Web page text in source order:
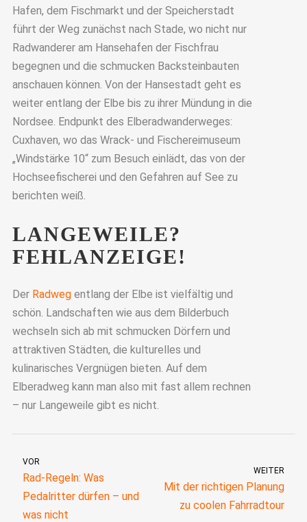
Hafen, dem Fischmarkt und der Speicherstadt
führt der Weg zunächst nach Stade, wo nicht nur
Radwanderer am Hansehafen der Fischfrau
begegnen und die schmucken Backsteinbauten
anschauen können. Von der Hansestadt geht es
weiter entlang der Elbe bis zu ihrer Mündung in die
Nordsee. Endpunkt des Elberadwanderweges:
Cuxhaven, wo das Wrack- und Fischereimuseum
„Windstärke 10“ zum Besuch einlädt, das von der
Hochseefischerei und den Gefahren auf See zu
berichten weiß.
LANGEWEILE?
FEHLANZEIGE!
Der Radwegentlang der Elbe ist vielfältig und
schön. Landschaften wie aus dem Bilderbuch
wechseln sich ab mit schmucken Dörfern und
attraktiven Städten, die kulturelles und
kulinarisches Vergnügen bieten. Auf dem
Elberadweg kann man also mit fast allem rechnen
– nur Langeweile gibt es nicht.
VOR
Rad-Regeln: Was
Pedalritter dürfen – und
was nicht
WEITER
Mit der richtigen Planung
zu coolen Fahrradtour